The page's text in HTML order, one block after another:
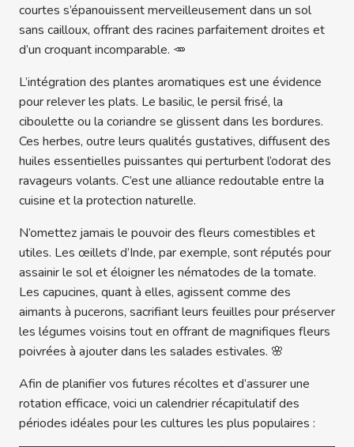
courtes s’épanouissent merveilleusement dans un sol
sans cailloux, offrant des racines parfaitement droites et
d’un croquant incomparable. 🥕
L’intégration des plantes aromatiques est une évidence
pour relever les plats. Le basilic, le persil frisé, la
ciboulette ou la coriandre se glissent dans les bordures.
Ces herbes, outre leurs qualités gustatives, diffusent des
huiles essentielles puissantes qui perturbent l’odorat des
ravageurs volants. C’est une alliance redoutable entre la
cuisine et la protection naturelle.
N’omettez jamais le pouvoir des fleurs comestibles et
utiles. Les œillets d’Inde, par exemple, sont réputés pour
assainir le sol et éloigner les nématodes de la tomate.
Les capucines, quant à elles, agissent comme des
aimants à pucerons, sacrifiant leurs feuilles pour préserver
les légumes voisins tout en offrant de magnifiques fleurs
poivrées à ajouter dans les salades estivales. 🌸
Afin de planifier vos futures récoltes et d’assurer une
rotation efficace, voici un calendrier récapitulatif des
périodes idéales pour les cultures les plus populaires :